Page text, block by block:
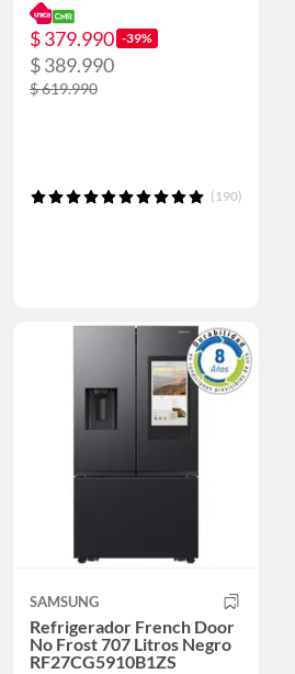
$ 379.990 -39%
$ 389.990
$ 619.990
(190)
SAMSUNG
Refrigerador French Door
No Frost 707 Litros Negro
RF27CG5910B1ZS